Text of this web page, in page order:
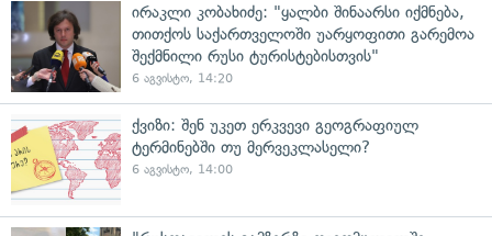
ირაკლი კობახიძე: "ყალბი შინაარსი იქმნება,
თითქოს საქართველოში უარყოფითი გარემოა
შექმნილი რუსი ტურისტებისთვის"
6 აგვისტო, 14:20
ქვიზი: შენ უკეთ ერკვევი გეოგრაფიულ
ტერმინებში თუ მერვეკლასელი?
6 აგვისტო, 14:00